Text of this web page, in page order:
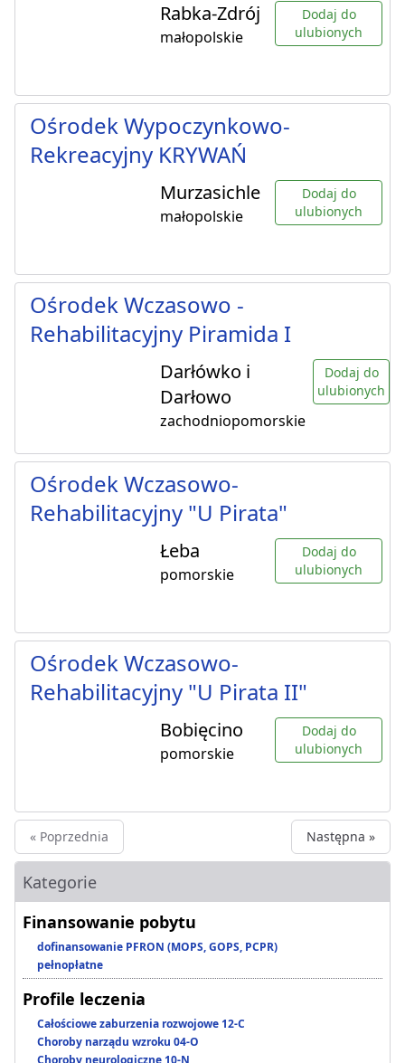
Rabka-Zdrój
małopolskie
Dodaj do
ulubionych
Ośrodek Wypoczynkowo-
Rekreacyjny KRYWAŃ
Murzasichle
małopolskie
Dodaj do
ulubionych
Ośrodek Wczasowo -
Rehabilitacyjny Piramida I
Darłówko i
Darłowo
zachodniopomorskie
Dodaj do
ulubionych
Ośrodek Wczasowo-
Rehabilitacyjny "U Pirata"
Łeba
pomorskie
Dodaj do
ulubionych
Ośrodek Wczasowo-
Rehabilitacyjny "U Pirata II"
Bobięcino
pomorskie
Dodaj do
ulubionych
« Poprzednia Następna »
Kategorie
Finansowanie pobytu
dofinansowanie PFRON (MOPS, GOPS, PCPR)
pełnopłatne
Profile leczenia
Całościowe zaburzenia rozwojowe 12-C
Choroby narządu wzroku 04-O